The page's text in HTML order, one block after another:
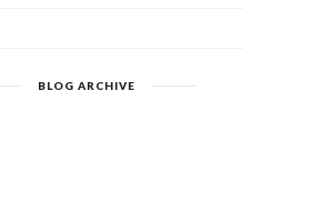
BLOG ARCHIVE